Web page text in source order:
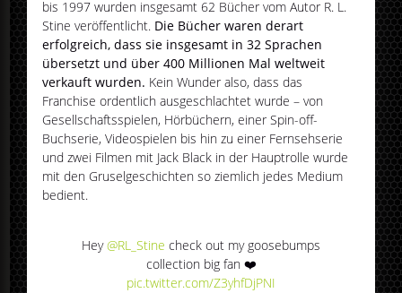
bis 1997 wurden insgesamt 62 Bücher vom Autor R. L.
Stine veröffentlicht. Die Bücher waren derart
erfolgreich, dass sie insgesamt in 32 Sprachen
übersetzt und über 400 Millionen Mal weltweit
verkauft wurden. Kein Wunder also, dass das
Franchise ordentlich ausgeschlachtet wurde – von
Gesellschaftsspielen, Hörbüchern, einer Spin-off-
Buchserie, Videospielen bis hin zu einer Fernsehserie
und zwei Filmen mit Jack Black in der Hauptrolle wurde
mit den Gruselgeschichten so ziemlich jedes Medium
bedient.
Hey@RL_Stine check out my goosebumps
collection big fan ❤️
pic.twitter.com/Z3yhfDjPNI